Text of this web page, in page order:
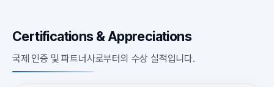
Certifications & Appreciations
국제 인증 및 파트너사로부터의 수상 실적입니다.